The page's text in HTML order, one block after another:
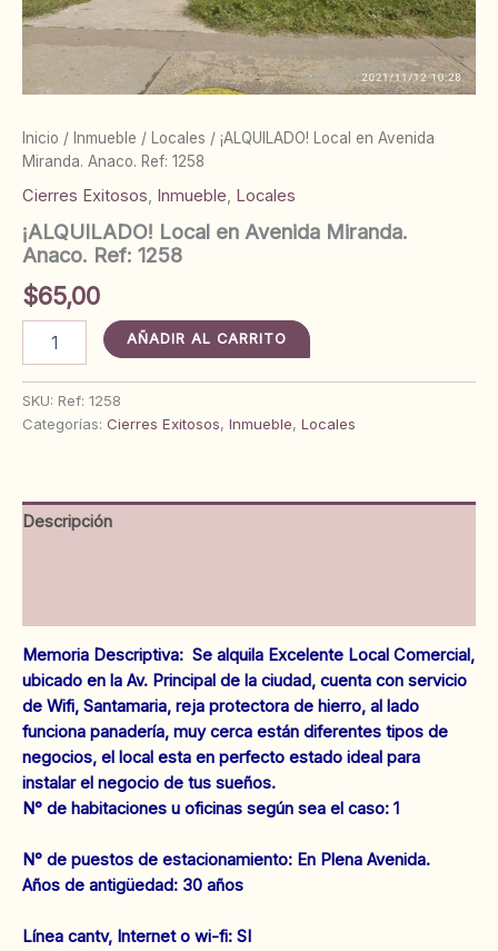
Inicio / Inmueble / Locales / ¡ALQUILADO! Local en Avenida
Miranda. Anaco. Ref: 1258
Cierres Exitosos, Inmueble, Locales
¡ALQUILADO! Local en Avenida Miranda.
Anaco. Ref: 1258
$65,00
¡ALQUILADO!
Local
Avenida
Miranda.
cantidad
AÑADIR AL CARRITO
SKU: Ref: 1258
Categorías: Cierres Exitosos, Inmueble, Locales
Descripción
Memoria Descriptiva: Se alquila Excelente Local Comercial,
ubicado en la Av. Principal de la ciudad, cuenta con servicio
de Wifi, Santamaria, reja protectora de hierro, al lado
funciona panadería, muy cerca están diferentes tipos de
negocios, el local esta en perfecto estado ideal para
instalar el negocio de tus sueños.
N° de habitaciones u oficinas según sea el caso: 1
N° de puestos de estacionamiento: En Plena Avenida.
Años de antigüedad: 30 años
‌Línea cantv, Internet o wi-fi: SI